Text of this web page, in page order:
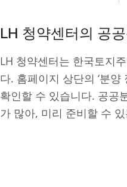
LH 청약센터의 공
LH 청약센터는 한국토지
다. 홈페이지 상단의 ‘분
확인할 수 있습니다. 공공
가 많아, 미리 준비할 수